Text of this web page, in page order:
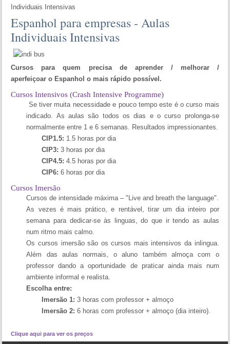
Individuais Intensivas
Espanhol para empresas - Aulas
Individuais Intensivas
Cursos
para quem precisa de aprender / melhorar /
aperfeiçoar o Espanhol o mais rápido possível.
Cursos Intensivos (Crash Intensive Programme)
Se tiver muita necessidade e pouco tempo este é o curso mais
indicado. As aulas são todos os dias e o curso prolonga-se
normalmente entre 1 e 6 semanas. Resultados impressionantes.
CIP1.5: 1.5 horas por dia
CIP3: 3 horas por dia
CIP4.5: 4.5 horas por dia
CIP6: 6 horas por dia
Cursos Imersão
Cursos de intensidade máxima – "Live and breath the language".
As vezes é mais prático, e rentável, tirar um dia inteiro por
semana para dedicar-se às linguas, do que ir tendo as aulas
num ritmo mais calmo.
Os cursos imersão são os cursos mais intensivos da inlingua.
Além das aulas normais, o aluno também almoça com o
professor dando a oportunidade de praticar ainda mais num
ambiente informal e realista.
Escolha entre:
Imersão 1: 3 horas com professor + almoço
Imersão 2: 6 horas com professor + almoço (dia inteiro).
Clique aqui para ver os preços